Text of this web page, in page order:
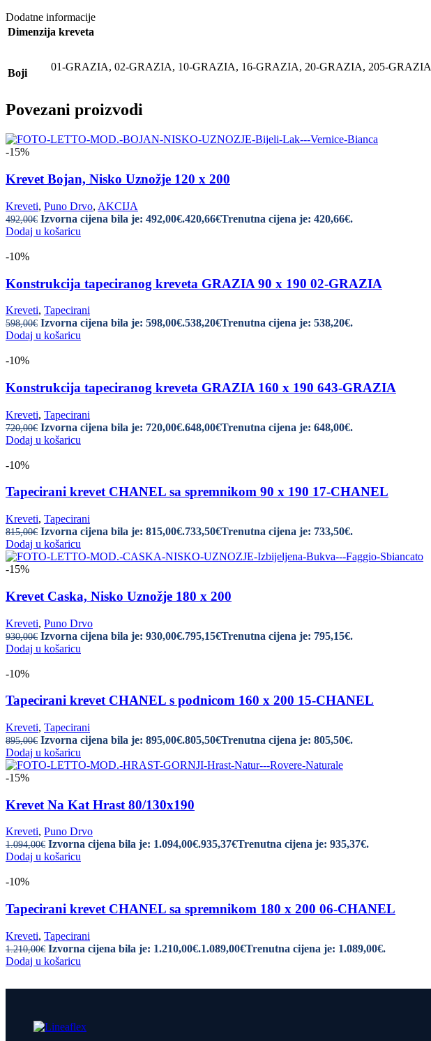
Dodatne informacije
Dimenzija kreveta
Boji
01-GRAZIA, 02-GRAZIA, 10-GRAZIA, 16-GRAZIA, 20-GRAZIA, 205-GRAZIA
Povezani proizvodi
-15%
Krevet Bojan, Nisko Uznožje 120 x 200
Kreveti, Puno Drvo, AKCIJA
492,00€ Izvorna cijena bila je: 492,00€.420,66€Trenutna cijena je: 420,66€.
Dodaj u košaricu
-10%
Konstrukcija tapeciranog kreveta GRAZIA 90 x 190 02-GRAZIA
Kreveti, Tapecirani
598,00€ Izvorna cijena bila je: 598,00€.538,20€Trenutna cijena je: 538,20€.
Dodaj u košaricu
-10%
Konstrukcija tapeciranog kreveta GRAZIA 160 x 190 643-GRAZIA
Kreveti, Tapecirani
720,00€ Izvorna cijena bila je: 720,00€.648,00€Trenutna cijena je: 648,00€.
Dodaj u košaricu
-10%
Tapecirani krevet CHANEL sa spremnikom 90 x 190 17-CHANEL
Kreveti, Tapecirani
815,00€ Izvorna cijena bila je: 815,00€.733,50€Trenutna cijena je: 733,50€.
Dodaj u košaricu
-15%
Krevet Caska, Nisko Uznožje 180 x 200
Kreveti, Puno Drvo
930,00€ Izvorna cijena bila je: 930,00€.795,15€Trenutna cijena je: 795,15€.
Dodaj u košaricu
-10%
Tapecirani krevet CHANEL s podnicom 160 x 200 15-CHANEL
Kreveti, Tapecirani
895,00€ Izvorna cijena bila je: 895,00€.805,50€Trenutna cijena je: 805,50€.
Dodaj u košaricu
-15%
Krevet Na Kat Hrast 80/130x190
Kreveti, Puno Drvo
1.094,00€ Izvorna cijena bila je: 1.094,00€.935,37€Trenutna cijena je: 935,37€.
Dodaj u košaricu
-10%
Tapecirani krevet CHANEL sa spremnikom 180 x 200 06-CHANEL
Kreveti, Tapecirani
1.210,00€ Izvorna cijena bila je: 1.210,00€.1.089,00€Trenutna cijena je: 1.089,00€.
Dodaj u košaricu